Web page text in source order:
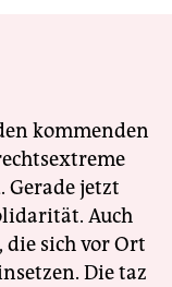
kommenden
Gerade jetzt
Auch
sich vor Ort
Die taz